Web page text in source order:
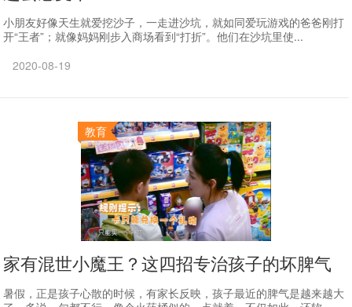
小朋友好像天生就爱挖沙子，一走进沙坑，就如同爱玩游戏的爸爸刚打
开“王者”；就像妈妈刚步入商场看到“打折”。他们在沙坑里使...
2020-08-19
教育
家有混世小魔王？这四招专治孩子的坏脾气
暑假，正是孩子心散的时候，有家长反映，孩子最近的脾气是越来越大